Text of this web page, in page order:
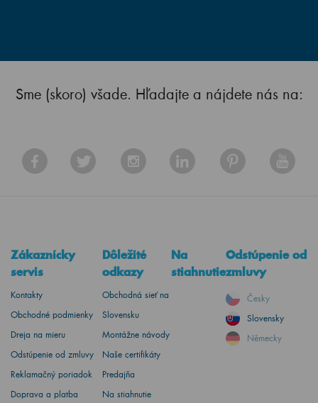
Sme (skoro) všade. Hľadajte a nájdete nás na:
Zákaznícky
servis
Kontakty
Obchodné podmienky
Dreja na mieru
Odstúpenie od zmluvy
Reklamačný poriadok
Doprava a platba
Dôležité
odkazy
Obchodná sieť na
Slovensku
Montážne návody
Naše certifikáty
Predajňa
Na stiahnutie
Na
stiahnutie
Odstúpenie od
zmluvy
Česky
Slovensky
Německy